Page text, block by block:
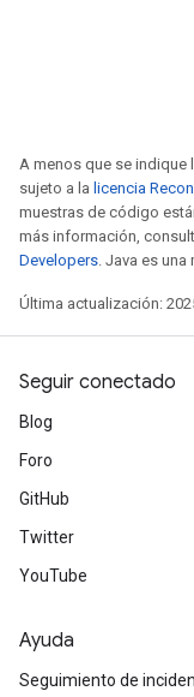
A menos que se indique
sujeto a la licencia
muestras de código
más información,
Developers. Java es
Última actualización:
Seguir conectado
Blog
Foro
GitHub
Twitter
YouTube
Ayuda
Seguimiento de